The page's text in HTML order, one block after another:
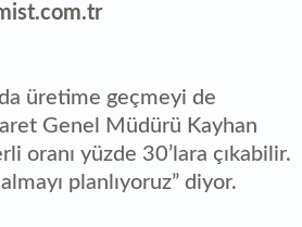
üretime geçmeyi de
Genel Müdürü Kayhan
oranı yüzde 30’lara çıkabilir.
planlıyoruz” diyor.